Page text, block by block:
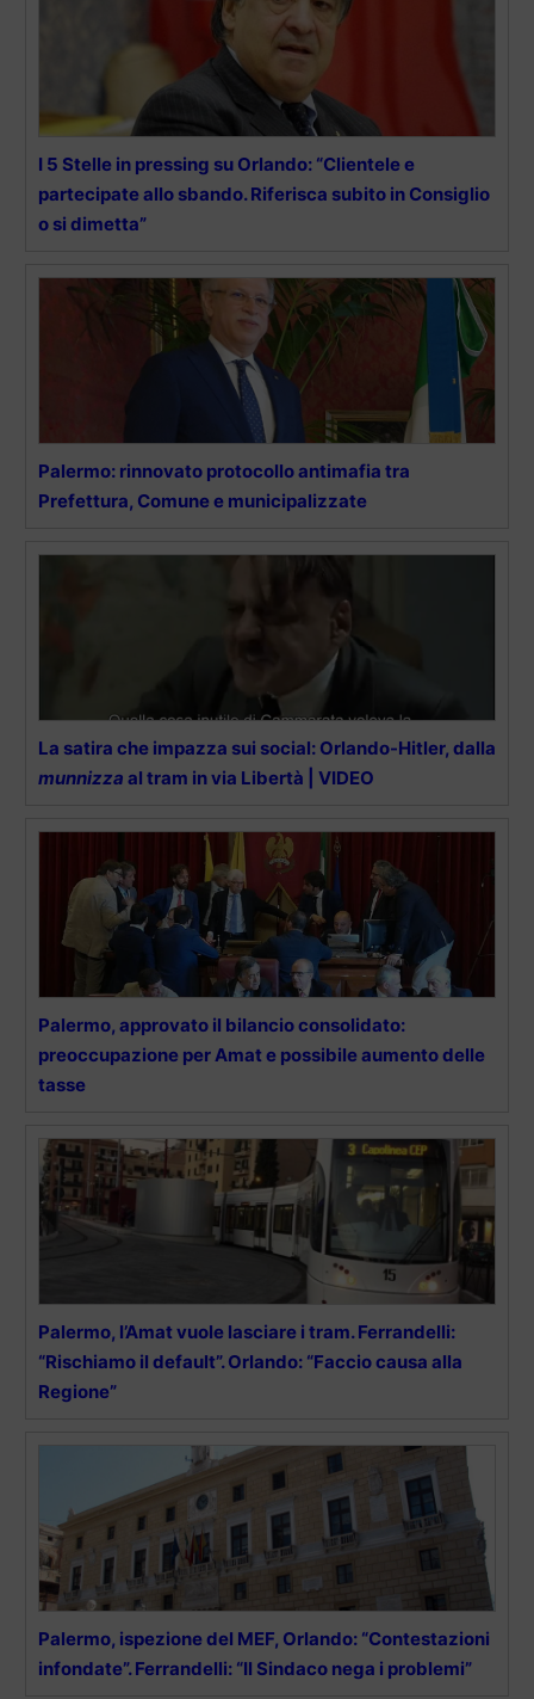
I 5 Stelle in pressing su Orlando: “Clientele e
partecipate allo sbando. Riferisca subito in Consiglio
o si dimetta”
Palermo: rinnovato protocollo antimafia tra
Prefettura, Comune e municipalizzate
La satira che impazza sui social: Orlando-Hitler, dalla
munnizza al tram in via Libertà | VIDEO
Palermo, approvato il bilancio consolidato:
preoccupazione per Amat e possibile aumento delle
tasse
Palermo, l’Amat vuole lasciare i tram. Ferrandelli:
“Rischiamo il default”. Orlando: “Faccio causa alla
Regione”
Palermo, ispezione del MEF, Orlando: “Contestazioni
infondate”. Ferrandelli: “Il Sindaco nega i problemi”